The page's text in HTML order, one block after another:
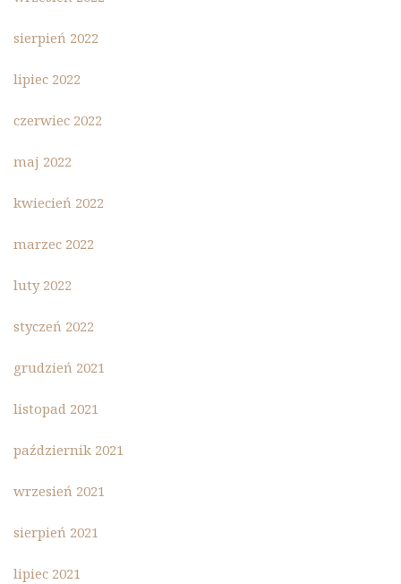
sierpień 2022
lipiec 2022
czerwiec 2022
maj 2022
kwiecień 2022
marzec 2022
luty 2022
styczeń 2022
grudzień 2021
listopad 2021
październik 2021
wrzesień 2021
sierpień 2021
lipiec 2021